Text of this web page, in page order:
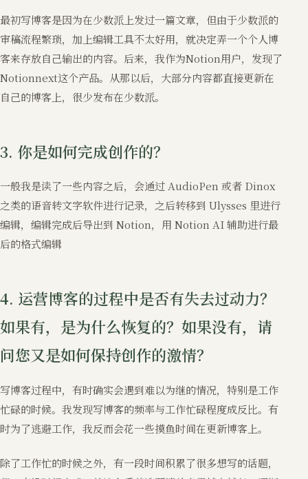
最初写博客是因为在少数派上发过一篇文章，但由于少数派的
审稿流程繁琐，加上编辑工具不太好用，就决定弄一个个人博
客来存放自己输出的内容。后来，我作为Notion用户，发现了
Notionnext这个产品。从那以后，大部分内容都直接更新在
自己的博客上，很少发布在少数派。
3. 你是如何完成创作的？
一般我是读了一些内容之后，会通过 AudioPen 或者 Dinox
之类的语音转文字软件进行记录，之后转移到 Ulysses 里进行
编辑，编辑完成后导出到 Notion，用 Notion AI 辅助进行最
后的格式编辑
4. 运营博客的过程中是否有失去过动力？
如果有，是为什么恢复的？如果没有，请
问您又是如何保持创作的激情？
写博客过程中，有时确实会遇到难以为继的情况，特别是工作
忙碌的时候。我发现写博客的频率与工作忙碌程度成反比。有
时为了逃避工作，我反而会花一些摸鱼时间在更新博客上。
除了工作忙的时候之外，有一段时间积累了很多想写的话题，